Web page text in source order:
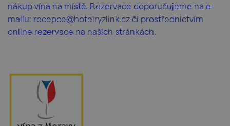
nákup vína na místě. Rezervace doporučujeme na e-
mailu: recepce@hotelryzlink.cz či prostřednictvím
online rezervace na našich stránkách.